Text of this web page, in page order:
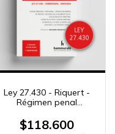
Ley 27.430 - Riquert -
Régimen penal
$118.600